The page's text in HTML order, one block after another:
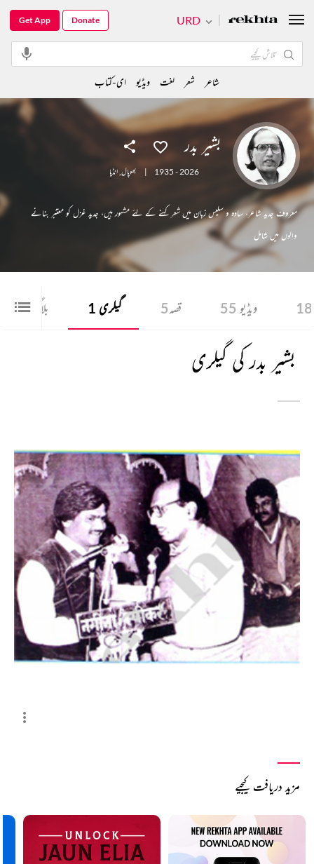
بشیر بدر
1935 - 2026
| بھوپال,انڈیا
معروف جدید شاعر، سادہ و سلیس زبان میں شعر کہنے کے لئے مشہور ہیں، جدید غزل کو معتبَر بنانے
والوں میں شامل
18 ویڈیو 55 قصہ5 گیلری 1 بلاگ 1
بشیر بدر کی گیلری
مزید دریافت کیجیے
URD
Get App Donate
شاعر شعر لغت ویڈیو ای-کتاب